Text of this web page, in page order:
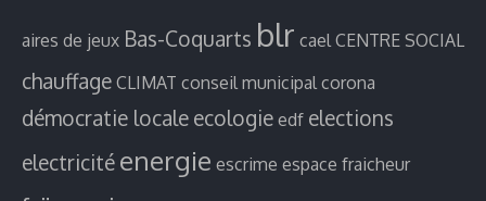
aires de jeux Bas-Coquarts blr cael CENTRE SOCIAL
chauffage CLIMAT conseil municipal corona
démocratie locale ecologie edf elections
electricité energie escrime espace fraicheur